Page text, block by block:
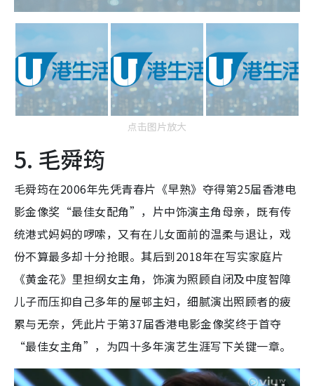
点击图片放大
5. 毛舜筠
毛舜筠在2006年先凭青春片《早熟》夺得第25届香港电
影金像奖“最佳女配角”，片中饰演主角母亲，既有传
统港式妈妈的啰嗦，又有在儿女面前的温柔与退让，戏
份不算最多却十分抢眼。其后到2018年在写实家庭片
《黄金花》里担纲女主角，饰演为照顾自闭及中度智障
儿子而压抑自己多年的屋邨主妇，细腻演出照顾者的疲
累与无奈，凭此片于第37届香港电影金像奖终于首夺
“最佳女主角”，为四十多年演艺生涯写下关键一章。